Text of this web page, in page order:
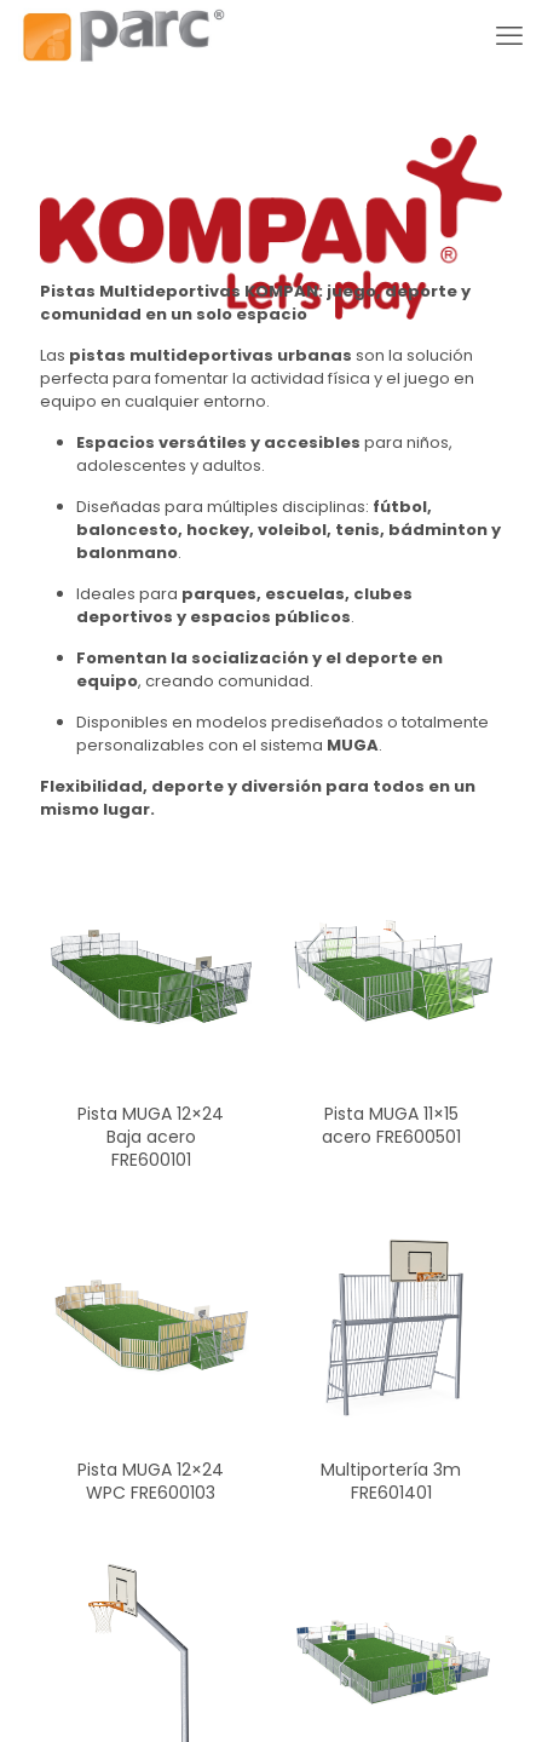
Pistas Multideportivas KOMPAN: juego, deporte y
comunidad en un solo espacio
Las pistas multideportivas urbanas son la solución
perfecta para fomentar la actividad física y el juego en
equipo en cualquier entorno.
Espacios versátiles y accesibles para niños,
adolescentes y adultos.
Diseñadas para múltiples disciplinas: fútbol,
baloncesto, hockey, voleibol, tenis, bádminton y
balonmano.
Ideales para parques, escuelas, clubes
deportivos y espacios públicos.
Fomentan la socialización y el deporte en
equipo, creando comunidad.
Disponibles en modelos prediseñados o totalmente
personalizables con el sistema MUGA.
Flexibilidad, deporte y diversión para todos en un
mismo lugar.
Pista MUGA 12×24
Baja acero
FRE600101
Pista MUGA 11×15
acero FRE600501
Pista MUGA 12×24
WPC FRE600103
Multiportería 3m
FRE601401